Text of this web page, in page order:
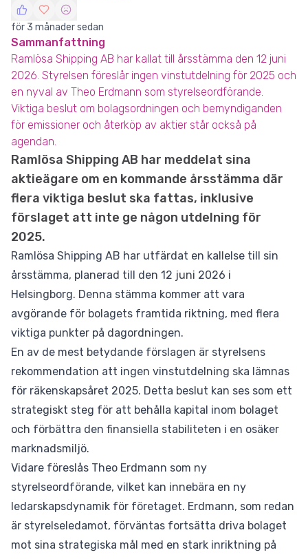
för 3 månader sedan
Sammanfattning
Ramlösa Shipping AB har kallat till årsstämma den 12 juni
2026. Styrelsen föreslår ingen vinstutdelning för 2025 och
en nyval av Theo Erdmann som styrelseordförande.
Viktiga beslut om bolagsordningen och bemyndiganden
för emissioner och återköp av aktier står också på
agendan.
Ramlösa Shipping AB har meddelat sina
aktieägare om en kommande årsstämma där
flera viktiga beslut ska fattas, inklusive
förslaget att inte ge någon utdelning för
2025.
Ramlösa Shipping AB har utfärdat en kallelse till sin
årsstämma, planerad till den 12 juni 2026 i
Helsingborg. Denna stämma kommer att vara
avgörande för bolagets framtida riktning, med flera
viktiga punkter på dagordningen.
En av de mest betydande förslagen är styrelsens
rekommendation att ingen vinstutdelning ska lämnas
för räkenskapsåret 2025. Detta beslut kan ses som ett
strategiskt steg för att behålla kapital inom bolaget
och förbättra den finansiella stabiliteten i en osäker
marknadsmiljö.
Vidare föreslås Theo Erdmann som ny
styrelseordförande, vilket kan innebära en ny
ledarskapsdynamik för företaget. Erdmann, som redan
är styrelseledamot, förväntas fortsätta driva bolaget
mot sina strategiska mål med en stark inriktning på